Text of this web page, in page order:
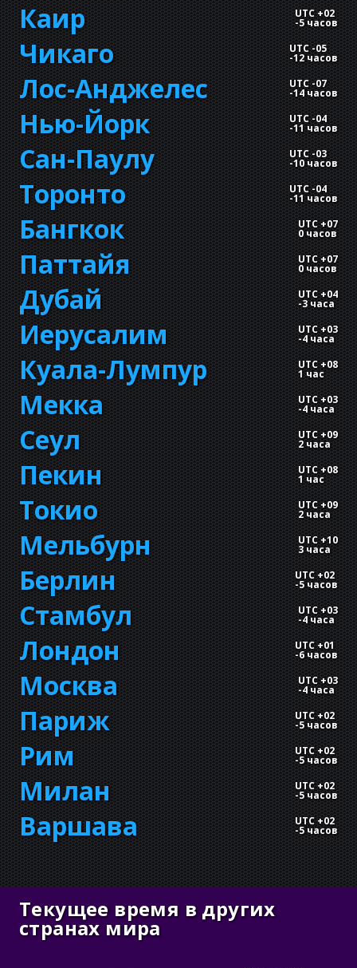
Каир UTC +02
-5 часов
Чикаго UTC -05
-12 часов
Лос-Анджелес UTC -07
-14 часов
Нью-Йорк UTC -04
-11 часов
Сан-Паулу UTC -03
-10 часов
Торонто UTC -04
-11 часов
Бангкок UTC +07
0 часов
Паттайя UTC +07
0 часов
Дубай UTC +04
-3 часа
Иерусалим UTC +03
-4 часа
Куала-Лумпур UTC +08
1 час
Мекка UTC +03
-4 часа
Сеул UTC +09
2 часа
Пекин UTC +08
1 час
Токио UTC +09
2 часа
Мельбурн UTC +10
3 часа
Берлин UTC +02
-5 часов
Стамбул UTC +03
-4 часа
Лондон UTC +01
-6 часов
Москва UTC +03
-4 часа
Париж UTC +02
-5 часов
Рим UTC +02
-5 часов
Милан UTC +02
-5 часов
Варшава UTC +02
-5 часов
Текущее время в других
странах мира